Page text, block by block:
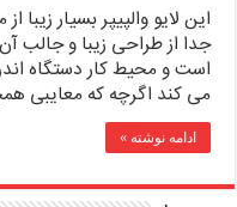
این لایو والپیپر بسیار زیبا
جدا از طراحی زیبا و جالب
است و محیط کار دستگاه
می کند اگرچه که معایبی
ادامه نوشته »